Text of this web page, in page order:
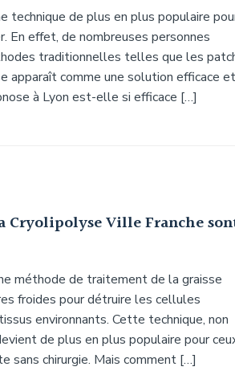
technique de plus en plus populaire
En effet, de nombreuses personnes
traditionnelles telles que les
apparaît comme une solution efficace et
à Lyon est-elle si efficace […]
Cryolipolyse Ville Franche
méthode de traitement de la graisse
froides pour détruire les cellules
environnants. Cette technique, non
de plus en plus populaire pour
sans chirurgie. Mais comment […]